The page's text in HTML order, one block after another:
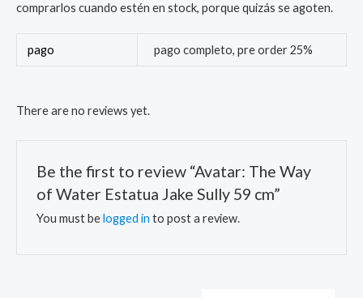
comprarlos cuando estén en stock, porque quizás se agoten.
pago pago completo, pre order 25%
There are no reviews yet.
Be the first to review “Avatar: The Way
of Water Estatua Jake Sully 59 cm”
You must belogged in to post a review.